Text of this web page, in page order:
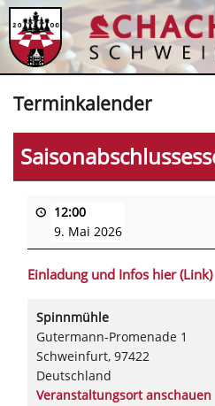
Zum
Inhalt
Terminkalender
12:00
9. Mai 2026
Einladung und Infos hier (Link)
Spinnmühle
Gutermann-Promenade 1
Schweinfurt, 97422
Deutschland
Veranstaltungsort anschauen